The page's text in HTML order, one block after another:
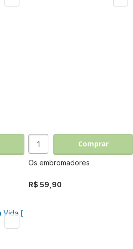
Comprar
Os embromadores
R$ 59,90